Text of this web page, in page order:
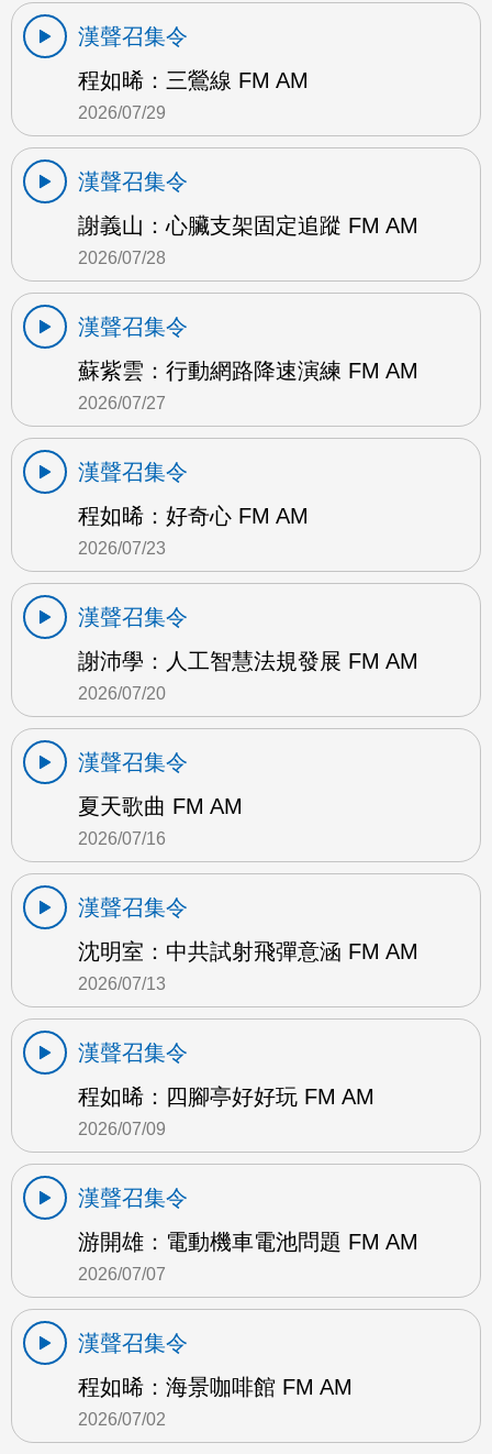
漢聲召集令
程如晞：三鶯線 FM AM
2026/07/29
漢聲召集令
謝義山：心臟支架固定追蹤 FM AM
2026/07/28
漢聲召集令
蘇紫雲：行動網路降速演練 FM AM
2026/07/27
漢聲召集令
程如晞：好奇心 FM AM
2026/07/23
漢聲召集令
謝沛學：人工智慧法規發展 FM AM
2026/07/20
漢聲召集令
夏天歌曲 FM AM
2026/07/16
漢聲召集令
沈明室：中共試射飛彈意涵 FM AM
2026/07/13
漢聲召集令
程如晞：四腳亭好好玩 FM AM
2026/07/09
漢聲召集令
游開雄：電動機車電池問題 FM AM
2026/07/07
漢聲召集令
程如晞：海景咖啡館 FM AM
2026/07/02